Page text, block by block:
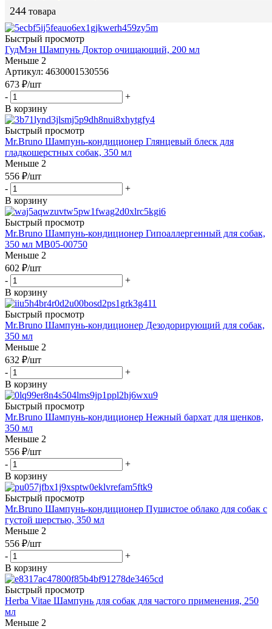
244 товара
Быстрый просмотр
ГудМэн Шампунь Доктор очищающий, 200 мл
Меньше 2
Артикул: 4630001530556
673 ₽/шт
-
+
В корзину
Быстрый просмотр
Mr.Bruno Шампунь-кондиционер Глянцевый блеск для
гладкошерстных собак, 350 мл
Меньше 2
556 ₽/шт
-
+
В корзину
Быстрый просмотр
Mr.Bruno Шампунь-кондиционер Гипоаллергенный для собак,
350 мл МВ05-00750
Меньше 2
602 ₽/шт
-
+
В корзину
Быстрый просмотр
Mr.Bruno Шампунь-кондиционер Дезодорирующий для собак,
350 мл
Меньше 2
632 ₽/шт
-
+
В корзину
Быстрый просмотр
Mr.Bruno Шампунь-кондиционер Нежный бархат для щенков,
350 мл
Меньше 2
556 ₽/шт
-
+
В корзину
Быстрый просмотр
Mr.Bruno Шампунь-кондиционер Пушистое облако для собак с
густой шерстью, 350 мл
Меньше 2
556 ₽/шт
-
+
В корзину
Быстрый просмотр
Herba Vitae Шампунь для собак для частого применения, 250
мл
Меньше 2